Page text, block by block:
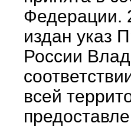
Федерации.
издан указ
России
всей